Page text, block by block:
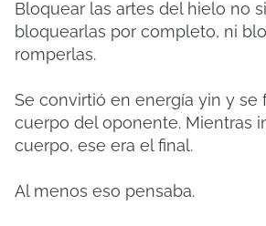
Bloquear las artes del hielo no
bloquearlas por completo, ni
romperlas.
Se convirtió en energía yin y se
cuerpo del oponente. Mientras
cuerpo, ese era el final.
Al menos eso pensaba.